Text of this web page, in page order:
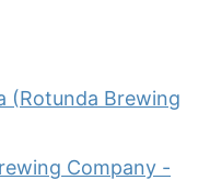
(Rotunda Brewing
Company -